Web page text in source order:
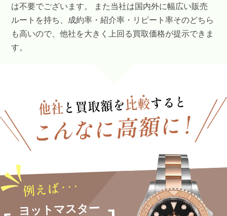
は不要でございます。 また当社は国内外に幅広い販売
ルートを持ち、成約率・紹介率・リピート率そのどちら
も高いので、他社を大きく上回る買取価格が提示できま
す。
ヨットマスター